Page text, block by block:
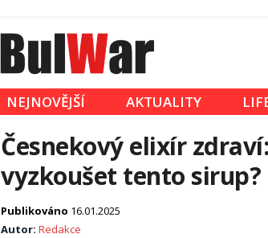
NEJNOVĚJŠÍ AKTUALITY
Česnekový elixír
vyzkoušet tento sirup?
Publikováno 16.01.2025
Autor: Redakce